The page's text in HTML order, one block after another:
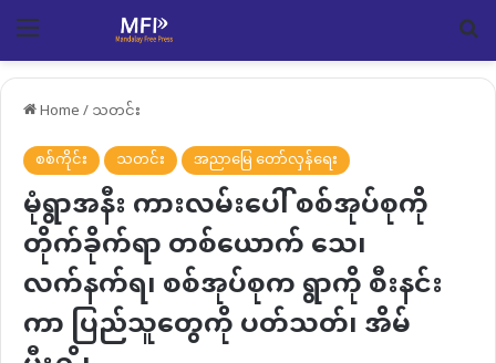
Menu
Home/သတင်း
စစ်ကိုင်း
သတင်း အညာမြေ တော်လှန်ရေး
မုံရွာအနီး ကားလမ်းပေါ် စစ်အုပ်စုကို
တိုက်ခိုက်ရာ တစ်ယောက် သေ၊
လက်နက်ရ၊ စစ်အုပ်စုက ရွာကို စီးနင်း
ကာ ပြည်သူတွေကို ပတ်သတ်၊ အိမ်